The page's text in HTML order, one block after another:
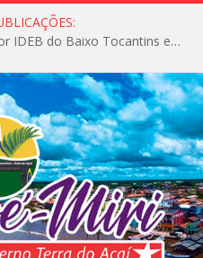
Igarapé-Miri conquista o melhor IDEB do Baixo Tocantins e avança na qualidade da educação pública